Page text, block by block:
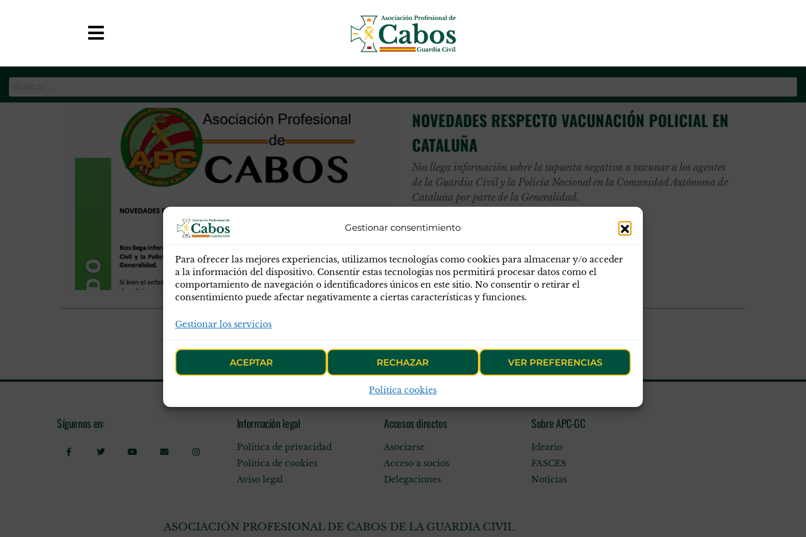
Gestionar consentimiento
Para ofrecer las mejores experiencias, utilizamos tecnologías como cookies para almacenar y/o acceder
a la información del dispositivo. Consentir estas tecnologías nos permitirá procesar datos como el
comportamiento de navegación o identificadores únicos en este sitio. No consentir o retirar el
consentimiento puede afectar negativamente a ciertas características y funciones.
Gestionar los servicios
ACEPTAR RECHAZAR VER PREFERENCIAS
Política cookies
APC-GC Asociación Profesional de Cabos de la Guardia Civil
Etiqueta:
NOVEDADES RESPECTO VACUNACIÓN POLICIAL EN
CATALUÑA
Nos llega información sobre la supuesta negativa a vacunar a los agentes
de la Guardia Civil y la Policía Nacional en la Comunidad Autónoma de
Cataluña por parte de la Generalidad.
Síguenos en: Información legal
Política de privacidad
Política de cookies
Aviso legal
Accesos directos
Asociarse
Acceso a socios
Delegaciones
Sobre APC-GC
Ideario
FASCES
Noticias
ASOCIACIÓN PROFESIONAL DE CABOS DE LA GUARDIA CIVIL